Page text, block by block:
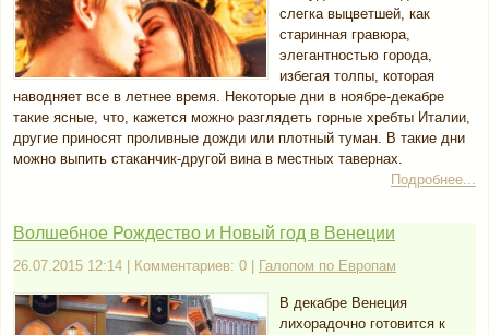
слегка выцветшей, как
старинная гравюра,
элегантностью города,
избегая толпы, которая
наводняет все в летнее время. Некоторые дни в ноябре-декабре
такие ясные, что, кажется можно разглядеть горные хребты Италии,
другие приносят проливные дожди или плотный туман. В такие дни
можно выпить стаканчик-другой вина в местных тавернах.
Подробнее...
Волшебное Рождество и Новый год в Венеции
26.07.2015 12:14 | Комментариев: 0 | Галопом по Европам
В декабре Венеция
лихорадочно готовится к